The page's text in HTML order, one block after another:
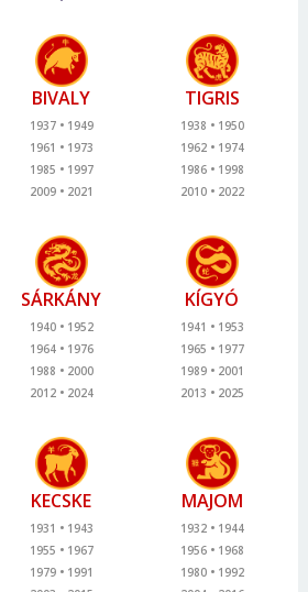
BIVALY
1937
1949
1961
1973
1985
1997
2009
2021
TIGRIS
1938
1950
1962
1974
1986
1998
2010
2022
SÁRKÁNY
1940
1952
1964
1976
1988
2000
2012
2024
KÍGYÓ
1941
1953
1965
1977
1989
2001
2013
2025
KECSKE
1931
1943
1955
1967
1979
1991
MAJOM
1932
1944
1956
1968
1980
1992